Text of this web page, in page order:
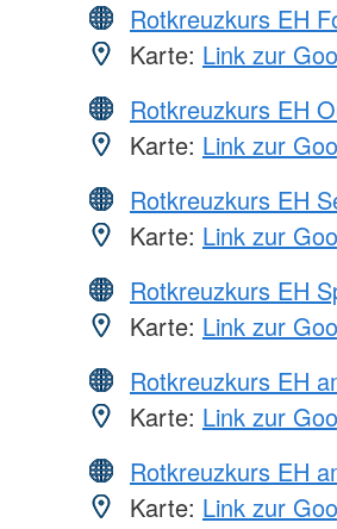
Rotkreuzkurs EH
Karte: Link zur
Rotkreuzkurs EH
Karte: Link zur
Rotkreuzkurs EH
Karte: Link zur
Rotkreuzkurs EH
Karte: Link zur
Rotkreuzkurs EH
Karte: Link zur
Rotkreuzkurs EH
Karte: Link zur